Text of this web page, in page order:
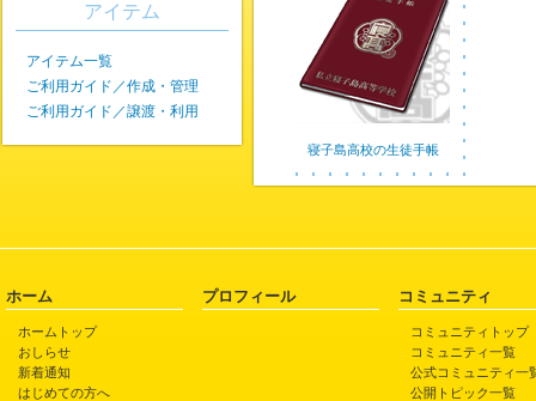
寝子島高校の生徒手帳
アイテム
アイテム一覧
ご利用ガイド／作成・管理
ご利用ガイド／譲渡・利用
ホーム
ホームトップ
おしらせ
新着通知
はじめての方へ
プロフィール コミュニティ
コミュニティトップ
コミュニティ一覧
公式コミュニティ一
公開トピック一覧